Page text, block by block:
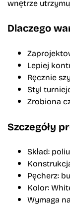
wnętrze
Dlaczego
Lepiej
Ręcznie
Styl
Zrobiona
Szczegóły
Skład:
Pęcherz:
Kolor:
Wymaga